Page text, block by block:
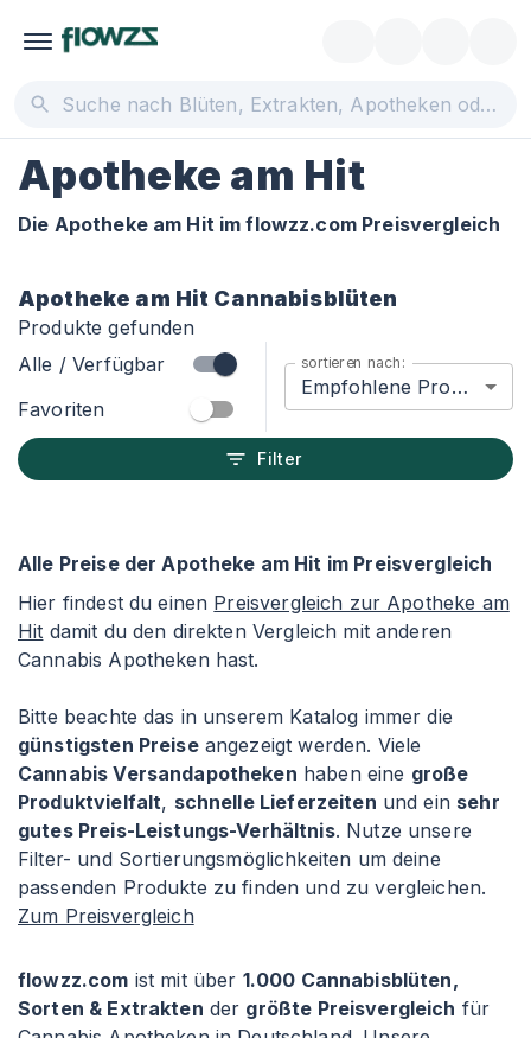
Apotheke am Hit
Die Apotheke am Hit im flowzz.com Preisvergleich
Apotheke am Hit Cannabisblüten
Produkte gefunden
Alle / Verfügbar
Favoriten
sortieren nach:
Empfohlene Produkte
Filter
Alle Preise der Apotheke am Hit im Preisvergleich
Hier findest du einen Preisvergleich zur Apotheke am
Hit damit du den direkten Vergleich mit anderen
Cannabis Apotheken hast.
Bitte beachte das in unserem Katalog immer die
günstigsten Preiseangezeigt werden. Viele
Cannabis Versandapotheken haben eine große
Produktvielfalt, schnelle Lieferzeiten und ein sehr
gutes Preis-Leistungs-Verhältnis. Nutze unsere
Filter- und Sortierungsmöglichkeiten um deine
passenden Produkte zu finden und zu vergleichen.
Zum Preisvergleich
flowzz.com ist mit über 1.000 Cannabisblüten,
Sorten & Extrakten der größte Preisvergleich für